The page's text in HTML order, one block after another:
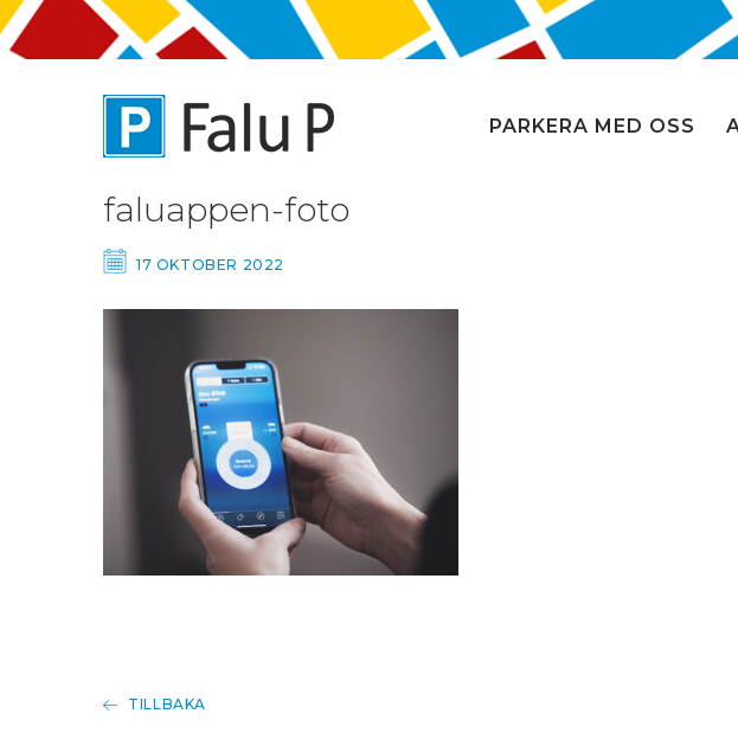
PARKERA MED OSS
faluappen-foto
17 OKTOBER 2022
TILLBAKA